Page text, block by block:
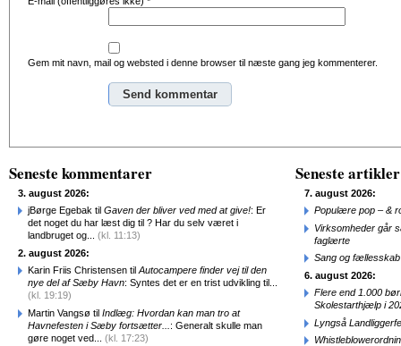
Gem mit navn, mail og websted i denne browser til næste gang jeg kommenterer.
Seneste kommentarer
3. august 2026:
jBørge Egebak til Gaven der bliver ved med at give!: Er
det noget du har læst dig til ? Har du selv været i
landbruget og... (kl. 11:13)
2. august 2026:
Karin Friis Christensen til Autocampere finder vej til den
nye del af Sæby Havn: Syntes det er en trist udvikling til...
(kl. 19:19)
Martin Vangsø til Indlæg: Hvordan kan man tro at
Havnefesten i Sæby fortsætter... : Generalt skulle man
gøre noget ved... (kl. 17:23)
Seneste artikler
7. august 2026:
Populære pop – &
Virksomheder går
faglærte
Sang og
6. august 2026:
Flere end 1.000
Skolestarthjælp i
Lyngså